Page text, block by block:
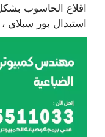
اقلاع الحاسوب
استبدال بور